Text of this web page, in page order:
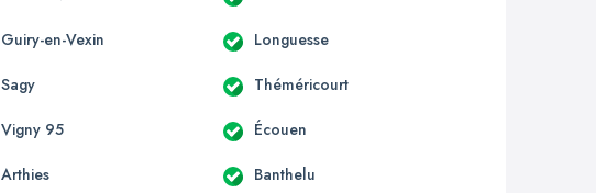
Guiry-en-Vexin Longuesse
Sagy Théméricourt
Vigny 95 Écouen
Arthies Banthelu